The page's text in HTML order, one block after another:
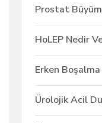
Prostat
HoLEP Nedir
Erken
Ürolojik Acil